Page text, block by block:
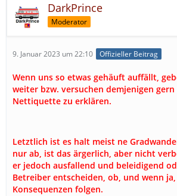
DarkPrince
Moderator
9. Januar 2023 um 22:10 Offizieller Beitrag
Wenn uns so etwas gehäuft auffällt,
weiter bzw. versuchen demjenigen
Nettiquette zu erklären.
Letztlich ist es halt meist ne
nur ab, ist das ärgerlich, aber nicht
er jedoch ausfallend und beleidigend
Betreiber entscheiden, ob, und wenn
Konsequenzen folgen.